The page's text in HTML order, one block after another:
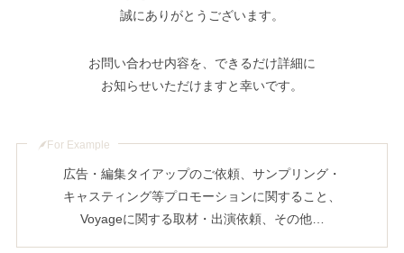
誠にありがとうございます。
お問い合わせ内容を、できるだけ詳細に
お知らせいただけますと幸いです。
For Example
広告・編集タイアップのご依頼、サンプリング・
キャスティング等プロモーションに関すること、
Voyageに関する取材・出演依頼、その他…